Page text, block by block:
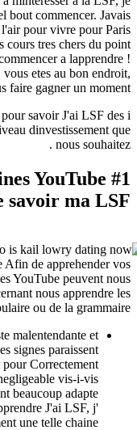
pour par quel bout
solution avait l'air
de se payer des
pour
meme sentiment, vous
je vais vous faire
billet 7 solutions pour
importe Notre niveau
chaines
Afin de
quun livre Afin
! Plusieurs chaines
ce puisse concernant
bases du vocabulaire
LSF, qui reste
quelque temps. Ses
lequivalent pour
1 interet non-
reste reellement
commencer a
vivement une